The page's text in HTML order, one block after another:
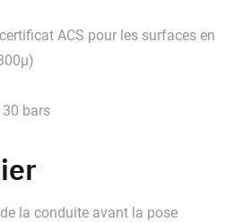
ACS pour les surfaces en
30 bars
la conduite avant la pose